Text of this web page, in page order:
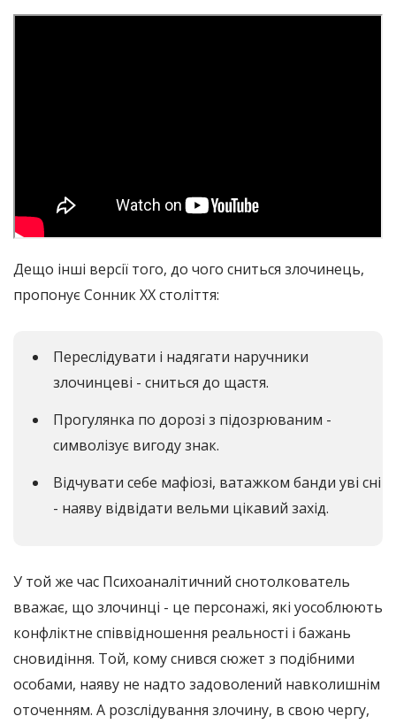
Дещо інші версії того, до чого сниться злочинець,
пропонує Сонник ХХ століття:
Переслідувати і надягати наручники
злочинцеві - сниться до щастя.
Прогулянка по дорозі з підозрюваним -
символізує вигоду знак.
Відчувати себе мафіозі, ватажком банди уві сні
- наяву відвідати вельми цікавий захід.
У той же час Психоаналітичний снотолкователь
вважає, що злочинці - це персонажі, які уособлюють
конфліктне співвідношення реальності і бажань
сновидіння. Той, кому снився сюжет з подібними
особами, наяву не надто задоволений навколишнім
оточенням. А розслідування злочину, в свою чергу,